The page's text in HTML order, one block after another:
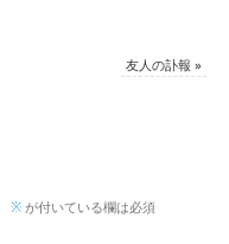
友人の訃報»
※が付いている欄は必須